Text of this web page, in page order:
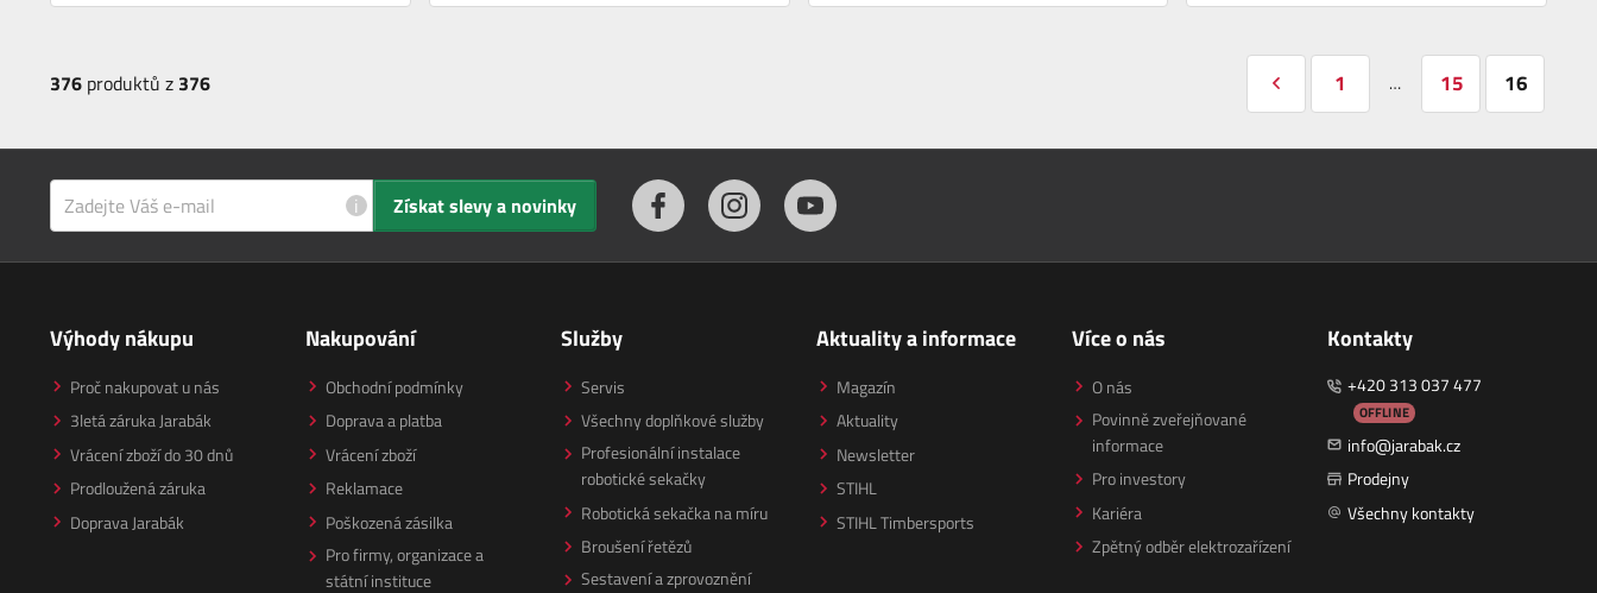
376 produktů z 376 1 … 15 16
i Získat slevy a novinky
Výhody nákupu
Proč nakupovat u nás
3letá záruka Jarabák
Vrácení zboží do 30 dnů
Prodloužená záruka
Doprava Jarabák
Nakupování
Obchodní podmínky
Doprava a platba
Vrácení zboží
Reklamace
Poškozená zásilka
Pro firmy, organizace a
státní instituce
Služby
Servis
Všechny doplňkové služby
Profesionální instalace
robotické sekačky
Robotická sekačka na míru
Broušení řetězů
Sestavení a zprovoznění
Aktuality a informace
Magazín
Aktuality
Newsletter
STIHL
STIHL Timbersports
Více o nás
O nás
Povinně zveřejňované
informace
Pro investory
Kariéra
Zpětný odběr elektrozařízení
Kontakty
+420 313 037 477
OFFLINE
info@jarabak.cz
Prodejny
Všechny kontakty